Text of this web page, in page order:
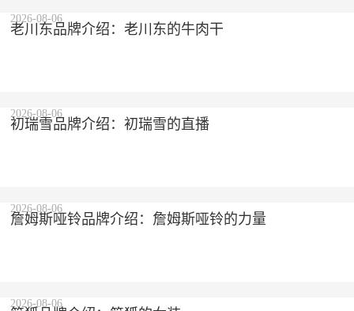
老川东品牌介绍：老川东的牛肉干
2026-08-06
初瑞雪品牌介绍：初瑞雪的直播
2026-08-06
詹姆斯哑铃品牌介绍：詹姆斯哑铃的力量
2026-08-06
2026-08-06